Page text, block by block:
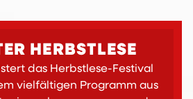
HERBSTLESE
das Herbstlese-Festival
vielfältigen Programm aus